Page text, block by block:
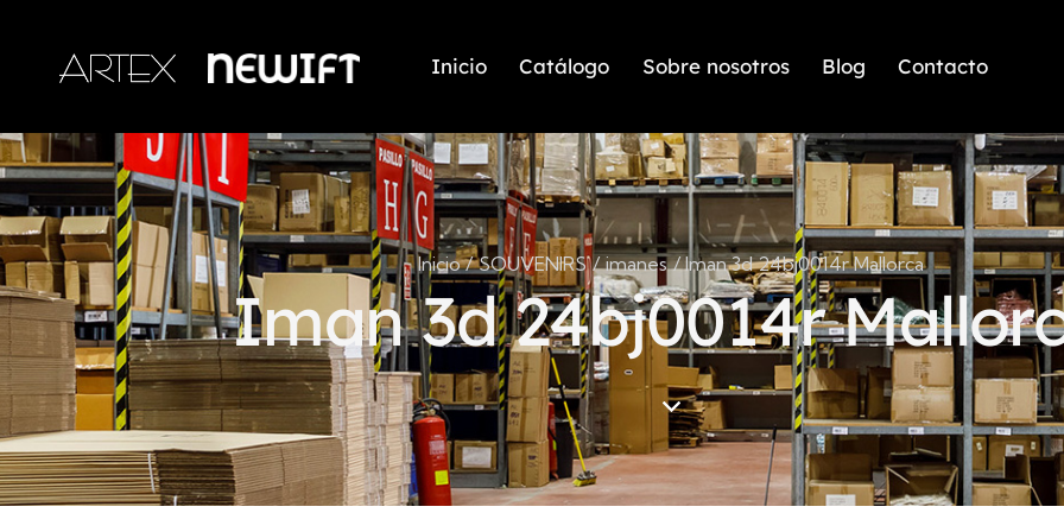
Inicio Catálogo Sobre nosotros Blog Contacto
Inicio SOUVENIRS imanes Iman 3d 24bj0014r Mallorca
Iman 3d 24bj0014r